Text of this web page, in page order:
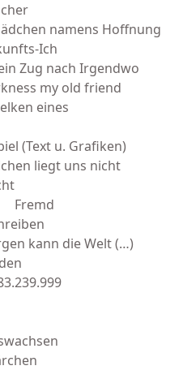
namens Hoffnung
Ich
Zug nach Irgendwo
my old friend
eines
(Text u. Grafiken)
liegt uns nicht
Fremd
kann die Welt (…)